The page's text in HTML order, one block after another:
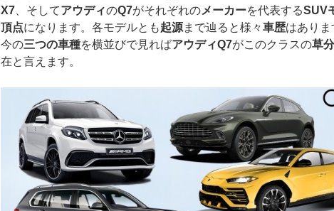
X7 、そしてアウディのQ7がそれぞれのメーカーを代表するSUV
頂点になります。各モデルとも起源まで辿ると様々車歴はありま
今の三つの車種を横並びで見ればアウディQ7がこのクラスの草
在と言えます。